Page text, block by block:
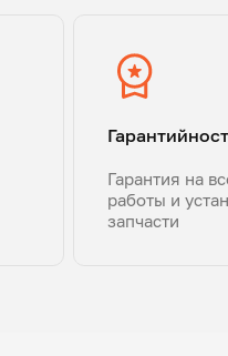
Гарантия на
работы и
запчасти